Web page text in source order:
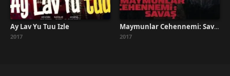
Ay Lav Yu Tuu İzle
2017
Maymunlar Cehennemi: Savaş Türkçe Dublaj İzle
2017